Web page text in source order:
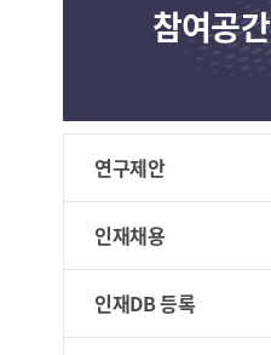
참여공간
연구제안
인재채용
인재DB 등록